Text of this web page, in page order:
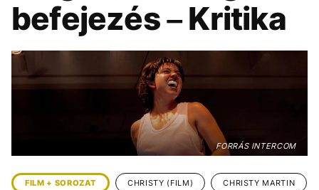
GASZTRO
befejezés – Kritika
FORRÁS INTERCOM
FILM + SOROZAT CHRISTY (FILM) CHRISTY MARTIN